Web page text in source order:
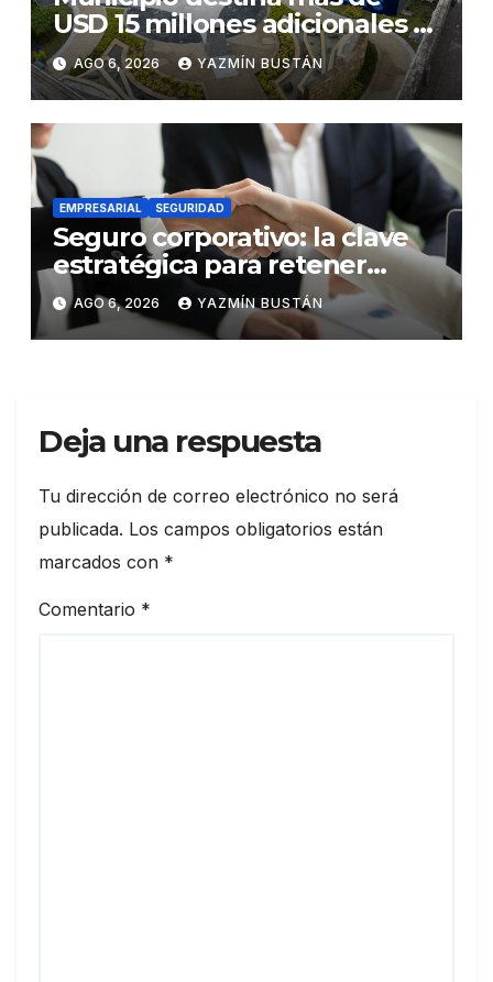
USD 15 millones adicionales a
SEGURA EP para fortalecer la
seguridad ciudadana
AGO 6, 2026 YAZMÍN BUSTÁN
EMPRESARIAL SEGURIDAD
Seguro corporativo: la clave
estratégica para retener
talento en Ecuador
AGO 6, 2026 YAZMÍN BUSTÁN
Deja una respuesta
Tu dirección de correo electrónico no será
publicada. Los campos obligatorios están
marcados con *
Comentario *